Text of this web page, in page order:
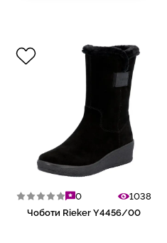
0
1038
Чоботи Rieker Y4456/00